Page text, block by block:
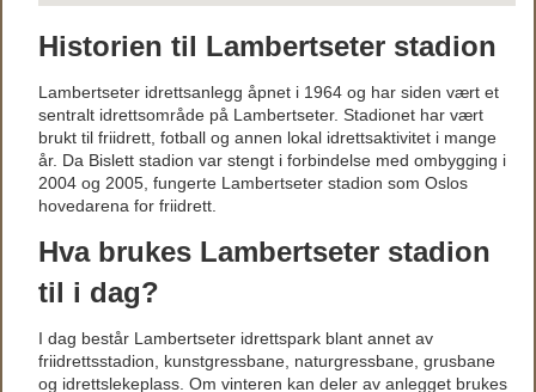
Historien til Lambertseter stadion
Lambertseter idrettsanlegg åpnet i 1964 og har siden vært et
sentralt idrettsområde på Lambertseter. Stadionet har vært
brukt til friidrett, fotball og annen lokal idrettsaktivitet i mange
år. Da Bislett stadion var stengt i forbindelse med ombygging i
2004 og 2005, fungerte Lambertseter stadion som Oslos
hovedarena for friidrett.
Hva brukes Lambertseter stadion
til i dag?
I dag består Lambertseter idrettspark blant annet av
friidrettsstadion, kunstgressbane, naturgressbane, grusbane
og idrettslekeplass. Om vinteren kan deler av anlegget brukes